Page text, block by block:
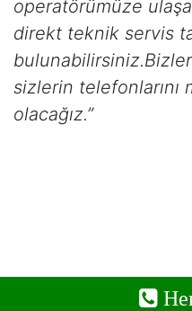
operatörümüze
direkt teknik servis
bulunabilirsiniz.Bizler
sizlerin
olacağız.”